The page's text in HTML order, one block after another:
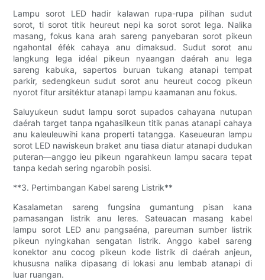
Lampu sorot LED hadir kalawan rupa-rupa pilihan sudut
sorot, ti sorot titik heureut nepi ka sorot sorot lega. Nalika
masang, fokus kana arah sareng panyebaran sorot pikeun
ngahontal éfék cahaya anu dimaksud. Sudut sorot anu
langkung lega idéal pikeun nyaangan daérah anu lega
sareng kabuka, sapertos buruan tukang atanapi tempat
parkir, sedengkeun sudut sorot anu heureut cocog pikeun
nyorot fitur arsitéktur atanapi lampu kaamanan anu fokus.
Saluyukeun sudut lampu sorot supados cahayana nutupan
daérah target tanpa ngahasilkeun titik panas atanapi cahaya
anu kaleuleuwihi kana properti tatangga. Kaseueuran lampu
sorot LED nawiskeun braket anu tiasa diatur atanapi dudukan
puteran—anggo ieu pikeun ngarahkeun lampu sacara tepat
tanpa kedah sering ngarobih posisi.
**3. Pertimbangan Kabel sareng Listrik**
Kasalametan sareng fungsina gumantung pisan kana
pamasangan listrik anu leres. Sateuacan masang kabel
lampu sorot LED anu pangsaéna, pareuman sumber listrik
pikeun nyingkahan sengatan listrik. Anggo kabel sareng
konektor anu cocog pikeun kode listrik di daérah anjeun,
khususna nalika dipasang di lokasi anu lembab atanapi di
luar ruangan.